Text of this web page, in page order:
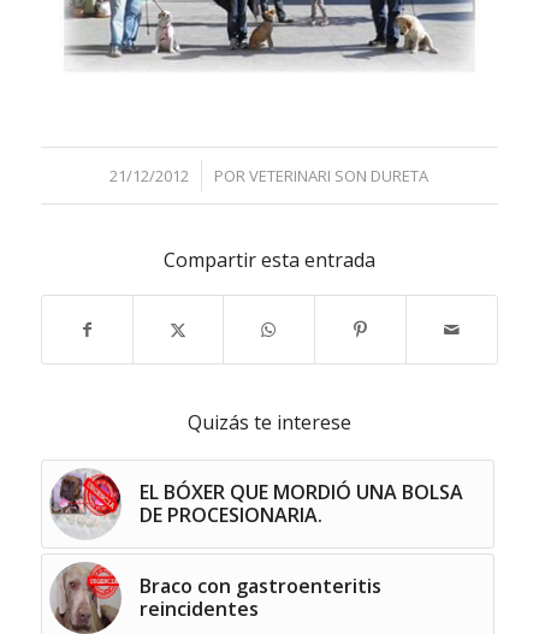
21/12/2012
/ PORVETERINARI SON DURETA
Compartir esta entrada
Quizás te interese
EL BÓXER QUE MORDIÓ UNA BOLSA
DE PROCESIONARIA.
Braco con gastroenteritis
reincidentes